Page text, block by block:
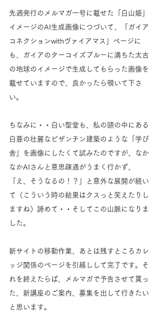
先週発行のメルマガ一号に載せた「白山姫」
イメージのAI生成画像につづいて、「ガイア
コネクションwithヴァイアマス」ページに
も、ガイアのターコイズブルーに満ちた太古
の地球のイメージで生成してもらった画像を
載せていますので、良かったら覗いて下さ
い。
ちなみに・・白い聖堂も、私の頭の中にある
白亜の壮麗なビザンチン建築のような「学び
舎」を画像にしたくて試みたのですが、なか
なかAIさんと意思疎通がうまく行かず、
「え、そうなるの！？」と意外な展開が続い
て（こういう時の結果はクスっと笑えたりし
ますね）諦めて・・そしてこの山脈になりま
した。
新サイトの移動作業、あとは残すところカレ
ッジ関係のページを引越しして完了です。そ
れを終えたらば、メルマガで予告させて貰っ
た、新講座のご案内、募集を出して行きたい
と思います。